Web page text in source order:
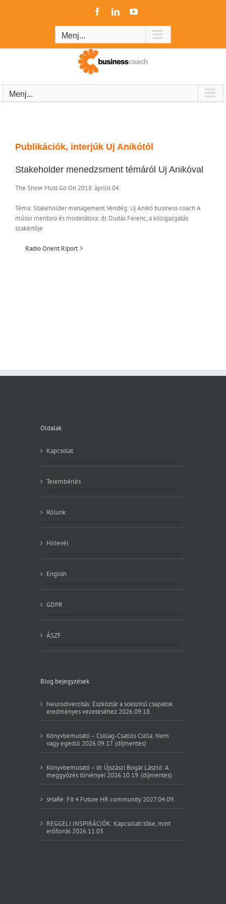
FacebookLinkedInYouTube
Menj...
Menj...
Publikációk, interjúk Uj Anikótól
Stakeholder menedzsment témáról Uj Anikóval
The Show Must Go On 2018. április 04.
Téma: Stakeholder management Vendég: Uj Anikó business coach A
műsor mentora és moderátora: dr. Dudás Ferenc, a közigazgatás
szakértője
Radio Orient Riport
Oldalak
Kapcsolat
Terembérlés
Rólunk
Hírlevél
English
GDPR
ÁSZF
Blog bejegyzések
Neurodiverzitás: Eszköztár a sokszínű csapatok
eredményes vezetéséhez 2026.09.18.
Könyvbemutató – Csillag-Csatlós Csilla: Nem
vagy egedül 2026.09.17. (díjmentes)
Könyvbemutató – dr. Újszászi Bogár László: A
meggyőzés törvényei 2026.10.19. (díjmentes)
sHaRe: Fit 4 Future HR community 2027.04.09.
REGGELI INSPIRÁCIÓK: Kapcsolati tőke, mint
erőforrás 2026.11.03.